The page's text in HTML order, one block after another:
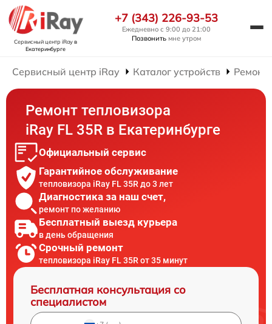
Сервисный центр iRayв
Екатеринбурге
+7 (343) 226-93-53
Ежедневно с 9:00 до 21:00
Позвонить мне утром
Сервисный центр iRay Каталог устройств Ремонт
Ремонт тепловизора
iRay FL 35R в Екатеринбурге
Официальный сервис
Гарантийное обслуживание
тепловизора iRay FL 35R до 3 лет
Диагностика за наш счет,
ремонт по желанию
Бесплатный выезд курьера
в день обращения
Срочный ремонт
тепловизора iRay FL 35R от 35 минут
Бесплатная консультация со
специалистом